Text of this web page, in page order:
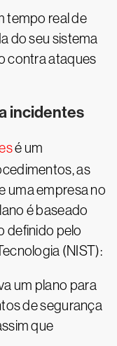
tempo real de
do seu sistema
contra ataques
incidentes
é um
as
uma empresa no
é baseado
definido pelo
(NIST):
um plano para
de segurança
que